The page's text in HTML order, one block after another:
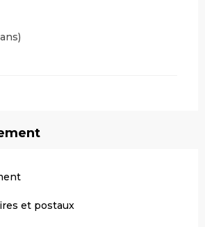
et postaux